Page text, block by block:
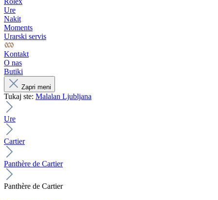
Ure
Nakit
Moments
Urarski servis
Kontakt
O nas
Butiki
Zapri meni
Tukaj ste: Malalan Ljubljana
Ure
Cartier
Panthère de Cartier
Panthère de Cartier